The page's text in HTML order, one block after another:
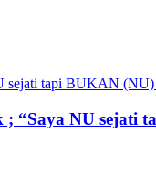
“Saya NU sejati